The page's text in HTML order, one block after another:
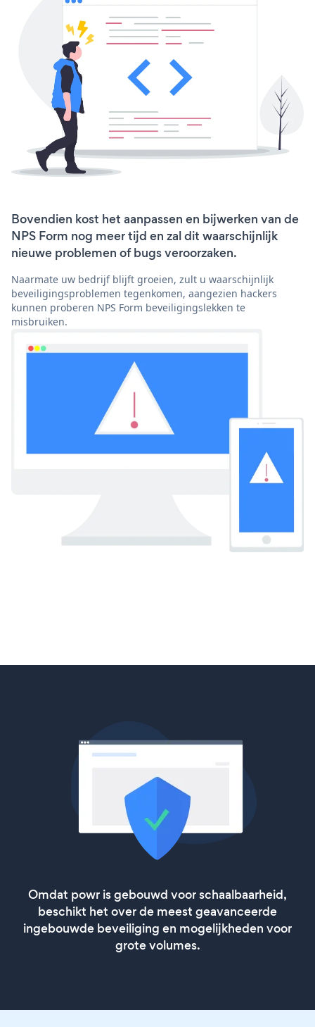
Bovendien kost het aanpassen en bijwerken van de
NPS Form nog meer tijd en zal dit waarschijnlijk
nieuwe problemen of bugs veroorzaken.
Naarmate uw bedrijf blijft groeien, zult u waarschijnlijk
beveiligingsproblemen tegenkomen, aangezien hackers
kunnen proberen NPS Form beveiligingslekken te
misbruiken.
Omdat powr is gebouwd voor schaalbaarheid,
beschikt het over de meest geavanceerde
ingebouwde beveiliging en mogelijkheden voor
grote volumes.